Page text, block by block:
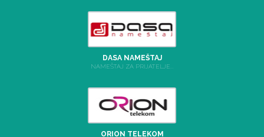
DASA NAMEŠTAJ
NAMEŠTAJ ZA PRIJATELJE...
ORION TELEKOM